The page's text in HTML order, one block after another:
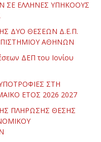
ΣΕ ΕΛΛΗΝΕΣ ΥΠΗΚΟΟΥΣ
ΔΥΟ ΘΕΣΕΩΝ Δ.Ε.Π.
ΑΘΗΝΩΝ
ΔΕΠ του Ιονίου
ΣΤΗ
ΕΤΟΣ 2026 2027
ΠΛΗΡΩΣΗΣ ΘΕΣΗΣ